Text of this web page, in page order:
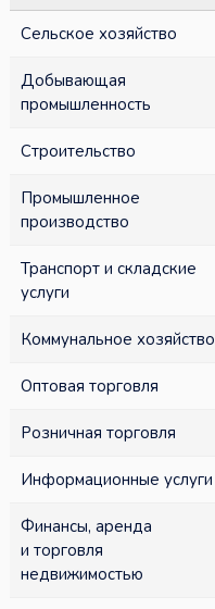
Сельское хозяйство
Добывающая
промышленность
Строительство
Промышленное
производство
Транспорт и складские
услуги
Коммунальное хозяйство
Оптовая торговля
Розничная торговля
Информационные услуги
Финансы, аренда
и торговля
недвижимостью